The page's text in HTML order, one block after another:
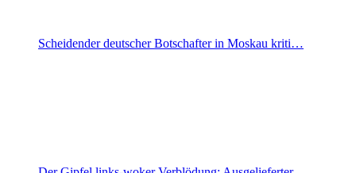
Scheidender deutscher Botschafter in Moskau kriti…